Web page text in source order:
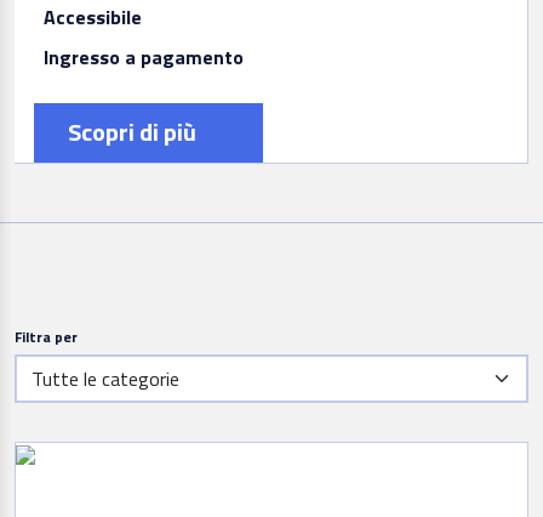
Accessibile
Ingresso a pagamento
Scopri di più
Filtra per